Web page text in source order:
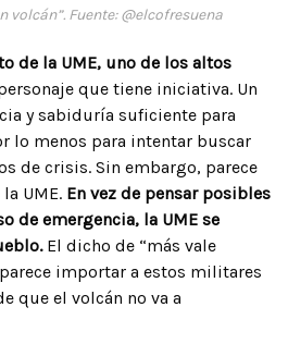
volcán”. Fuente: @elcofresuena
de la UME, uno de los altos
que tiene iniciativa. Un
y sabiduría suficiente para
lo menos para intentar buscar
de crisis. Sin embargo, parece
UME. En vez de pensar posibles
de emergencia, la UME se
El dicho de “más vale
importar a estos militares
que el volcán no va a